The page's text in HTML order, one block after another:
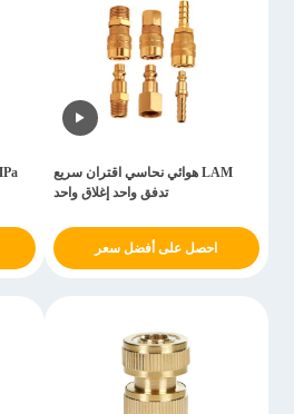
LAM هوائي نحاسي اقتران سريع
تدفق واحد إغلاق واحد
احصل على أفضل سعر